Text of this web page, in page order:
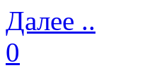
Далее ..
0